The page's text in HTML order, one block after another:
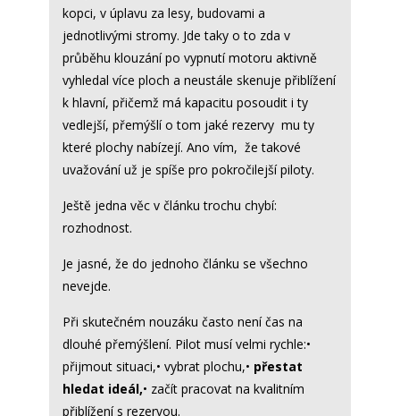
kopci, v úplavu za lesy, budovami a
jednotlivými stromy. Jde taky o to zda v
průběhu klouzání po vypnutí motoru aktivně
vyhledal více ploch a neustále skenuje přiblížení
k hlavní, přičemž má kapacitu posoudit i ty
vedlejší, přemýšlí o tom jaké rezervy mu ty
které plochy nabízejí. Ano vím, že takové
uvažování už je spíše pro pokročilejší piloty.
Ještě jedna věc v článku trochu chybí:
rozhodnost.
Je jasné, že do jednoho článku se všechno
nevejde.
Při skutečném nouzáku často není čas na
dlouhé přemýšlení. Pilot musí velmi rychle:•
přijmout situaci,• vybrat plochu,• přestat
hledat ideál,• začít pracovat na kvalitním
přiblížení s rezervou.